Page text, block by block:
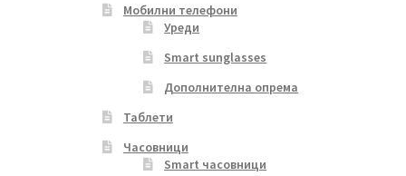
Мобилни телефони
Уреди
Smart sunglasses
Дополнителна опрема
Таблети
Часовници
Smart часовници